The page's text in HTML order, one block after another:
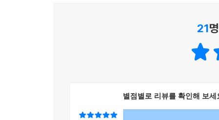
처음 비건 실천을 마음먹었을 때, 작가는 “돌
되기로”(227쪽) 결심했다. 비건으로 먹을 수 없
비거니즘을 받아들이기 시작하면서, 작가는 서
한편, 삶에 녹아든 비거니즘은 생활을 더 풍요
이로운 뷰티 제품을 선택하게 하고, 매 끼니마다
21
별점별로 리뷰를 확인해 보세